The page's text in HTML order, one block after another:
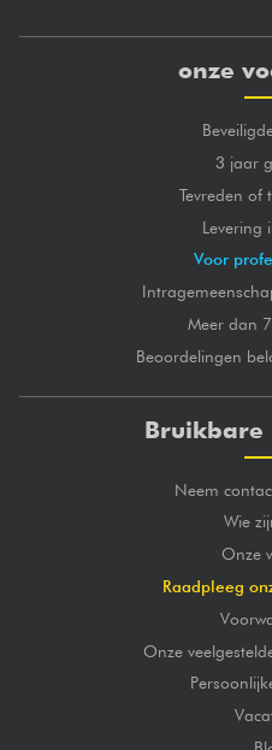
onze
3 jaar
Tevreden of
Levering
Voor
Meer dan
Beoordelingen
Bruikbare
Neem
Wie
Onze
Raadpleeg
Onze